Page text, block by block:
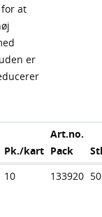
at
er
Pk./kart
Art.no.
Pack
10 133920 50